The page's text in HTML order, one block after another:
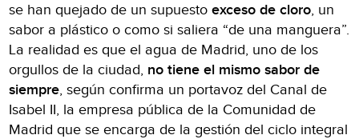
se han quejado de un supuestoexceso de cloro, un
sabor a plástico o como si saliera “de una manguera”.
La realidad es que el agua de Madrid, uno de los
orgullos de la ciudad, no tiene el mismo sabor de
siempre, según confirma un portavoz del Canal de
Isabel II, la empresa pública de la Comunidad de
Madrid que se encarga de la gestión del ciclo integral